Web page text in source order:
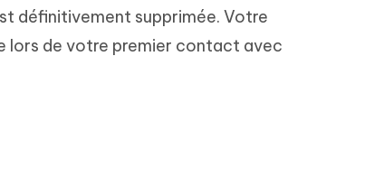
définitivement supprimée. Votre
lors de votre premier contact avec